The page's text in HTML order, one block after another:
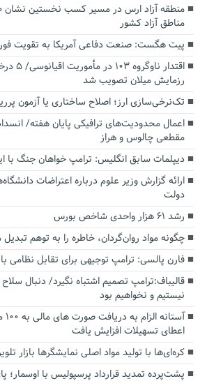
منطقه آزاد ارس در مسیر کسب نخستین نشان
مناطق آزاد کشور
پیت هگست: صنعت دفاعی آمریکا به تقویت
اقتدار
رزمایش میلان تصویب شد
تک‌نرخی‌سازی ارز؛ اصلاح ساختاری یا آزمون
اعمال محدودیت‌های ترافیکی پایان هفته/
مقطعی چالوس و هراز
دیپلمات سابق انگلیس:‌ ترامپ خواهان جنگ با
ارائه گزارش وزیر علوم درباره اعتراضات
دولت
رشد ۶۱ هزار واحدی شاخص بورس
چگونه مواد روان‌گردان، خاطره را به توهم
فارن پالسی: ترامپ توجیهی برای تقابل نظامی با
قالیباف:ترامپ تصمیم اشتباه نگیرد/ دنبال
نیستیم و نخواهیم بود
اعطای تسهیلات افزایش یافت
کره‌ای‌ها با تولید مواد اصلی نمایشگرها بازار
پشت‌پرده تمدید قرارداد پرسپولیس با